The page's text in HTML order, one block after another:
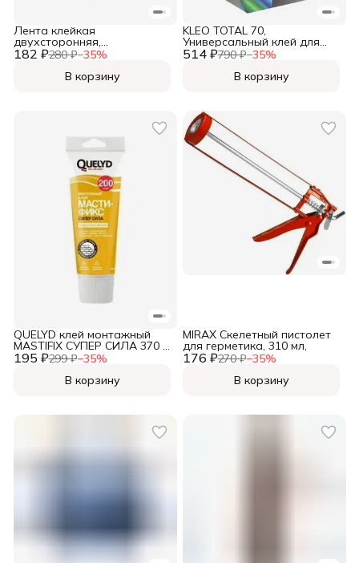
182 ₽280 ₽−35%
Лента клейкая
двухсторонняя,
полипропиленовая основа,
48ммх10м, (шт.)
В корзину
514 ₽790 ₽−35%
KLEO TOTAL 70,
Универсальный клей для
обоев, сыпучий,
В корзину
195 ₽299 ₽−35%
QUELYD клей монтажный
MASTIFIX СУПЕР СИЛА 370 г
1/12 3685,
В корзину
176 ₽270 ₽−35%
MIRAX Скелетный пистолет
для герметика, 310 мл,
В корзину